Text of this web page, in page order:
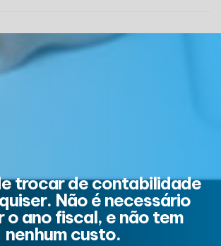
trocar de contabilidade
Não é necessário
o ano fiscal, e não tem
nenhum custo.